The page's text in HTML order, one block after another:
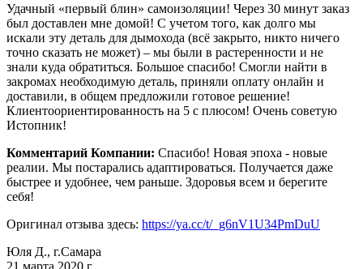
Удачный «первый блин» самоизоляции! Через 30 минут заказ
был доставлен мне домой! С учетом того, как долго мы
искали эту деталь для дымохода (всё закрыто, никто ничего
точно сказать не может) – мы были в растеренности и не
знали куда обратиться. Большое спасибо! Смогли найти в
закромах необходимую деталь, приняли оплату онлайн и
доставили, в общем предложили готовое решение!
Клиентоориентированность на 5 с плюсом! Очень советую
Истопник!
Комментарий Компании: Спасибо! Новая эпоха - новые
реалии. Мы постарались адаптироваться. Получается даже
быстрее и удобнее, чем раньше. Здоровья всем и берегите
себя!
Оригинал отзыва здесь: https://ya.cc/t/_g6nV1U34PmDuU
Юля Д., г.Самара
21 марта 2020 г.